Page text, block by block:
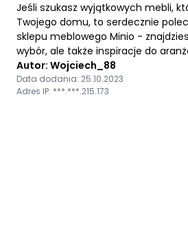
Jeśli szukasz wyjątkowych mebli,
Twojego domu, to serdecznie
sklepu meblowego Minio -
wybór, ale także inspiracje do
Autor: Wojciech_88
Data dodania: 25.10.2023
Adres IP: ***.***.215.173